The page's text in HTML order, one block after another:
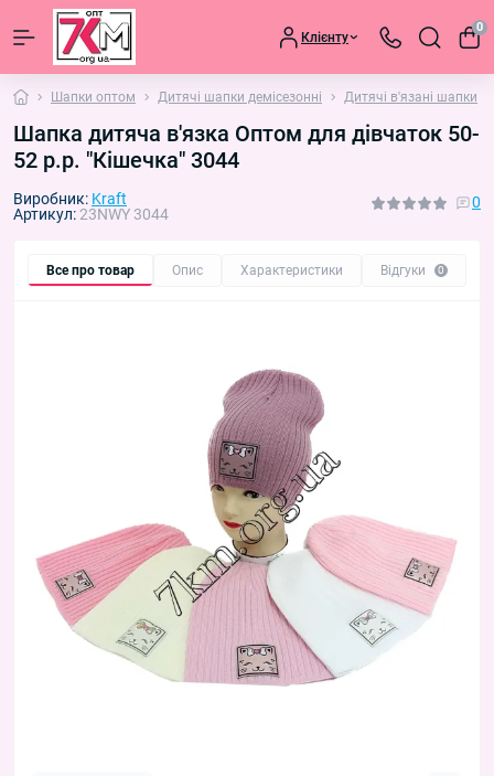
Клієнту
0
Шапки оптом Дитячі шапки демісезонні Дитячі в'язані шапки
Шапка дитяча в'язка Оптом для дівчаток 50-
52 р.р. "Кішечка" 3044
Виробник: Kraft
Артикул:23NWY 3044
0
Все про товар Опис Характеристики Відгуки 0